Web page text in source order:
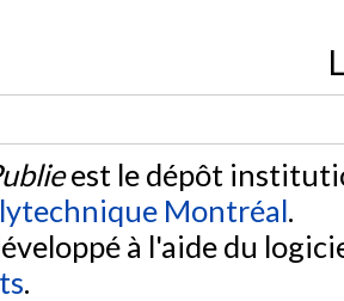
est le dépôt
Montréal.
à l'aide du
.